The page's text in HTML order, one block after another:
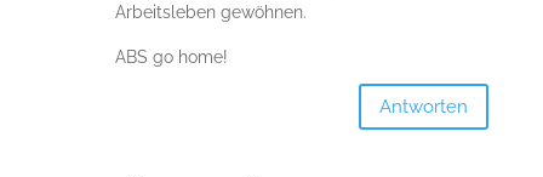
Arbeitsleben gewöhnen.
ABS go home!
Antworten